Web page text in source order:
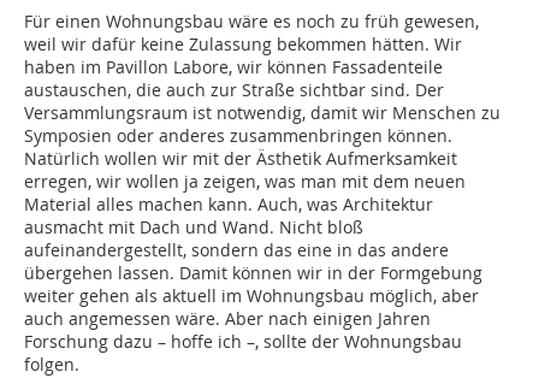
Für einen Wohnungsbau wäre es noch zu früh gewesen,
weil wir dafür keine Zulassung bekommen hätten. Wir
haben im Pavillon Labore, wir können Fassadenteile
austauschen, die auch zur Straße sichtbar sind. Der
Versammlungsraum ist notwendig, damit wir Menschen zu
Symposien oder anderes zusammenbringen können.
Natürlich wollen wir mit der Ästhetik Aufmerksamkeit
erregen, wir wollen ja zeigen, was man mit dem neuen
Material alles machen kann. Auch, was Architektur
ausmacht mit Dach und Wand. Nicht bloß
aufeinandergestellt, sondern das eine in das andere
übergehen lassen. Damit können wir in der Formgebung
weiter gehen als aktuell im Wohnungsbau möglich, aber
auch angemessen wäre. Aber nach einigen Jahren
Forschung dazu – hoffe ich –, sollte der Wohnungsbau
folgen.